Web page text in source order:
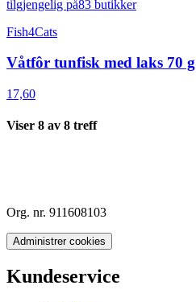
tilgjengelig på83 butikker
Fish4Cats
Våtfôr tunfisk med laks 70 g
17,60
Viser 8 av 8 treff
Org. nr. 911608103
Administrer cookies
Kundeservice